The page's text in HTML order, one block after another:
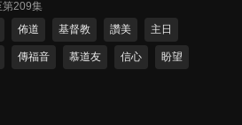
第209集
佈道 基督教 讚美 主日
傳福音 慕道友 信心 盼望